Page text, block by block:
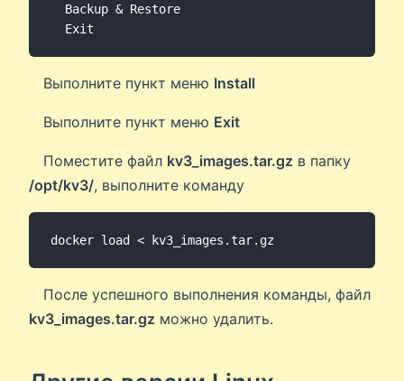
  Backup & Restore
  Exit
Выполните пункт меню Install
Выполните пункт меню Exit
Поместите файл kv3_images.tar.gz в папку
/opt/kv3/, выполните команду
После успешного выполнения команды, файл
kv3_images.tar.gz можно удалить.